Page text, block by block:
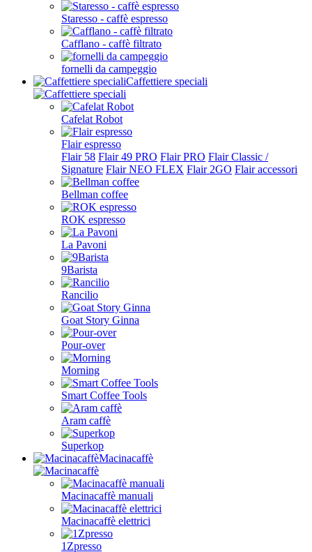
Staresso - caffè espresso
Cafflano - caffè filtrato
fornelli da campeggio
Caffettiere speciali
Cafelat Robot
Flair espresso
Flair 58 Flair 49 PRO Flair PRO Flair Classic /
Signature Flair NEO FLEX Flair 2GO Flair accessori
Bellman coffee
ROK espresso
La Pavoni
9Barista
Rancilio
Goat Story Ginna
Pour-over
Morning
Smart Coffee Tools
Aram caffè
Superkop
Macinacaffè
Macinacaffè manuali
Macinacaffè elettrici
1Zpresso